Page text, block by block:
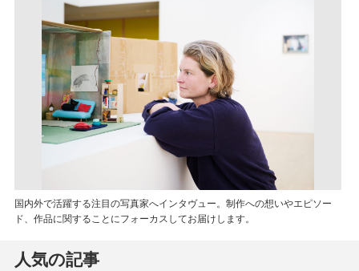
国内外で活躍する注目の写真家へインタヴュー。制作への想いやエピソー
ド、作品に関することにフォーカスしてお届けします。
人気の記事